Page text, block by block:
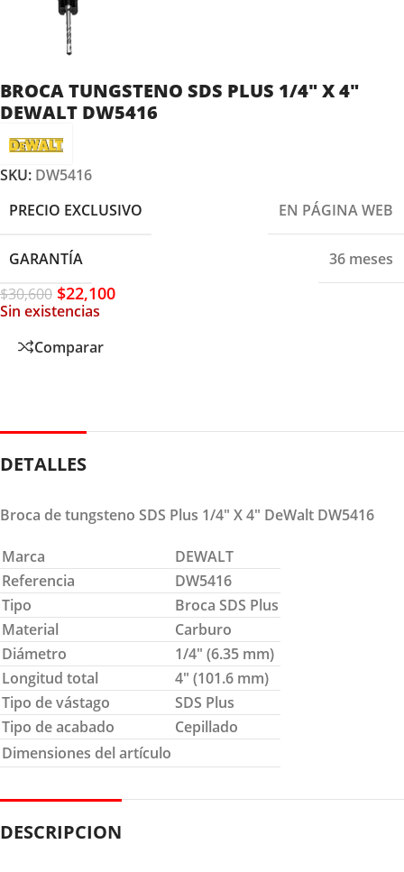
BROCA TUNGSTENO SDS PLUS 1/4″ X 4″
DEWALT DW5416
SKU: DW5416
PRECIO EXCLUSIVO
EN PÁGINA WEB
GARANTÍA
36 meses
$30,600 $22,100
Sin existencias
Comparar
DETALLES
Broca de tungsteno SDS Plus 1/4″ X 4″ DeWalt DW5416
Marca
DEWALT
Referencia
DW5416
Tipo
Broca SDS Plus
Material
Carburo
Diámetro
1/4″ (6.35 mm)
Longitud total
4″ (101.6 mm)
Tipo de vástago
SDS Plus
Tipo de acabado
Cepillado
Dimensiones del artículo
DESCRIPCION